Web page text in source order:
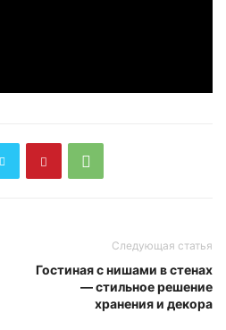
Следующая статья
Гостиная с нишами в стенах
— стильное решение
хранения и декора